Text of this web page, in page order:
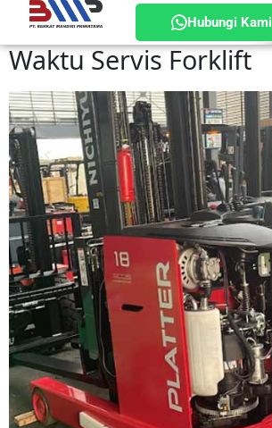
Hubungi Kami
Waktu Servis Forklift